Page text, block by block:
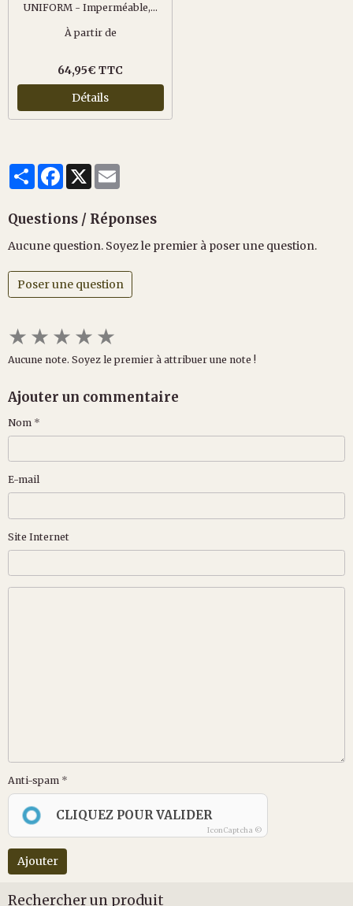
UNIFORM - Imperméable,...
À partir de
64,95€ TTC
Détails
PartagerFacebook
X
Questions / Réponses
Aucune question. Soyez le premier à poser une question.
Poser une question
★★★★★
Aucune note. Soyez le premier à attribuer une note !
Ajouter un commentaire
Nom
E-mail
Site Internet
Anti-spam
CLIQUEZ POUR VALIDER
IconCaptcha ©
Ajouter
Rechercher un produit